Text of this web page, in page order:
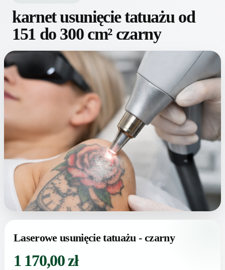
karnet usunięcie tatuażu od
151 do 300 cm² czarny
Laserowe usunięcie tatuażu - czarny
1 170,00zł